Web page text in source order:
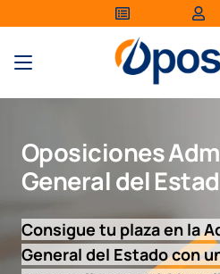
Oposiciones
General del
Consigue tu plaza en la
General del Estado con